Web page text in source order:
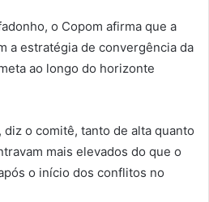
o Copom afirma que a
a estratégia de convergência da
ao longo do horizonte
diz o comitê, tanto de alta quanto
mais elevados do que o
o início dos conflitos no